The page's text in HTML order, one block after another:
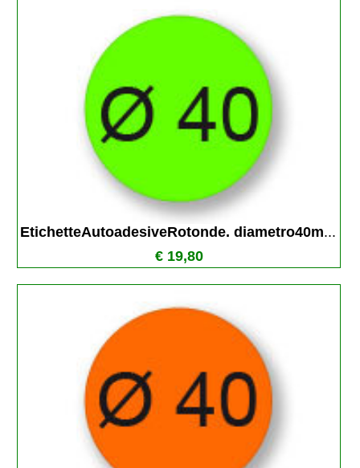
EtichetteAutoadesiveRotonde. diametro40m...
€ 19,80